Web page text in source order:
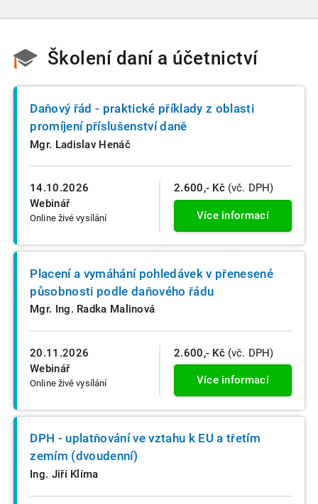
Školení daní a účetnictví
14.10.2026
Webinář
Online živé vysílání
Daňový řád - praktické příklady z oblasti
promíjení příslušenství daně
Mgr. Ladislav Henáč
2.600,- Kč (vč. DPH)
Více informací
20.11.2026
Webinář
Online živé vysílání
Placení a vymáhání pohledávek v přenesené
působnosti podle daňového řádu
Mgr. Ing. Radka Malinová
2.600,- Kč (vč. DPH)
Více informací
DPH - uplatňování ve vztahu k EU a třetím
zemím (dvoudenní)
Ing. Jiří Klíma